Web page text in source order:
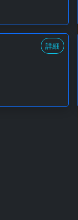
詳細